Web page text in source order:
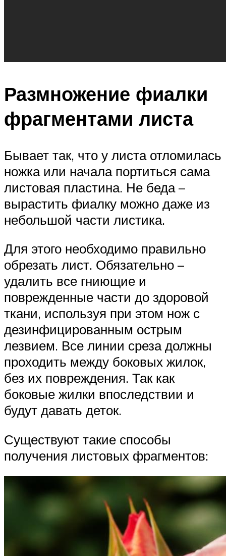
Размножение фиалки
фрагментами листа
Бывает так, что у листа отломилась
ножка или начала портиться сама
листовая пластина. Не беда –
вырастить фиалку можно даже из
небольшой части листика.
Для этого необходимо правильно
обрезать лист. Обязательно –
удалить все гниющие и
поврежденные части до здоровой
ткани, используя при этом нож с
дезинфицированным острым
лезвием. Все линии среза должны
проходить между боковых жилок,
без их повреждения. Так как
боковые жилки впоследствии и
будут давать деток.
Существуют такие способы
получения листовых фрагментов: